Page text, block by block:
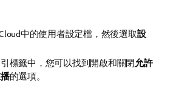
中的使用者設定檔，然後選取設
標籤中，您可以找到開啟和關閉允許
的選項。